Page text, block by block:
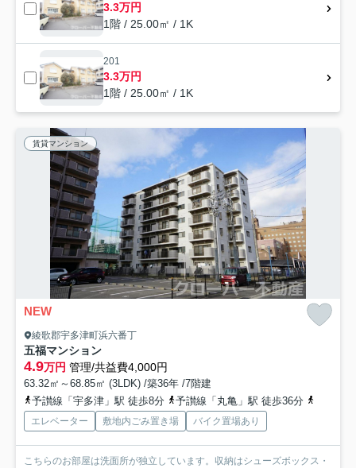
3.3万円
1階 / 25.00㎡ / 1K
201
3.3万円
1階 / 25.00㎡ / 1K
賃貸マンション
NEW
綾歌郡宇多津町浜六番丁
五福マンション
4.9万円 管理/共益費4,000円
63.32㎡～68.85㎡ (3LDK) /築36年 /7階建
予讃線「宇多津」駅 徒歩8分
予讃線「丸亀」駅 徒歩36分
エレベーター 敷地内ごみ置き場 バイク置場あり
こちらのお部屋は洗面所が独立しています。収納はシューズボックス・